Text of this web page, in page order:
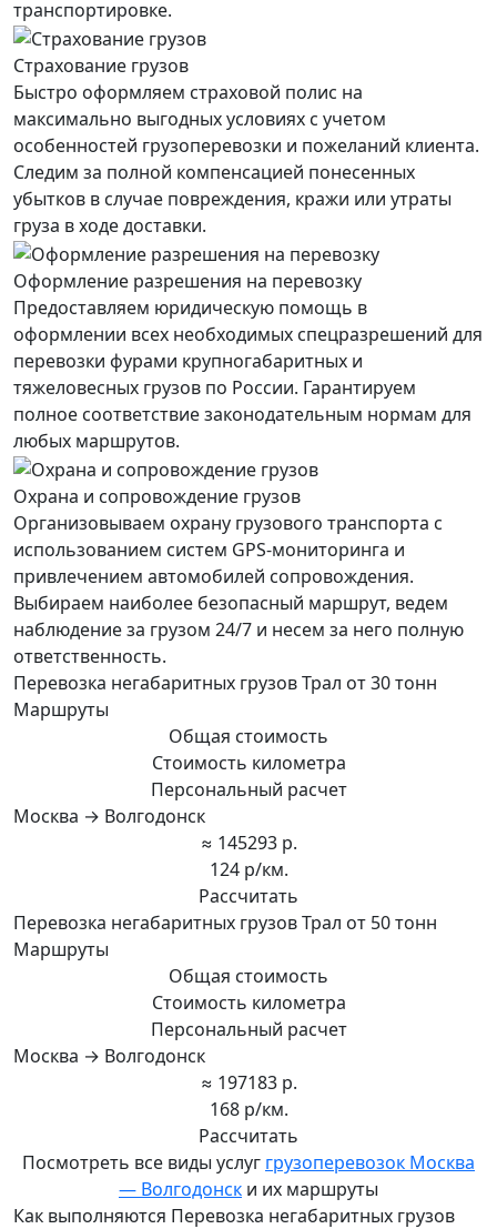
транспортировке.
Страхование грузов
Быстро оформляем страховой полис на
максимально выгодных условиях с учетом
особенностей грузоперевозки и пожеланий клиента.
Следим за полной компенсацией понесенных
убытков в случае повреждения, кражи или утраты
груза в ходе доставки.
Оформление разрешения на перевозку
Предоставляем юридическую помощь в
оформлении всех необходимых спецразрешений для
перевозки фурами крупногабаритных и
тяжеловесных грузов по России. Гарантируем
полное соответствие законодательным нормам для
любых маршрутов.
Охрана и сопровождение грузов
Организовываем охрану грузового транспорта с
использованием систем GPS-мониторинга и
привлечением автомобилей сопровождения.
Выбираем наиболее безопасный маршрут, ведем
наблюдение за грузом 24/7 и несем за него полную
ответственность.
Перевозка негабаритных грузов Трал от 30 тонн
Маршруты
Общая стоимость
Стоимость километра
Персональный расчет
Москва → Волгодонск
≈ 145293 р.
124 р/км.
Рассчитать
Перевозка негабаритных грузов Трал от 50 тонн
Маршруты
Общая стоимость
Стоимость километра
Персональный расчет
Москва → Волгодонск
≈ 197183 р.
168 р/км.
Рассчитать
Посмотреть все виды услуг грузоперевозок Москва
— Волгодонск и их маршруты
Как выполняются Перевозка негабаритных грузов